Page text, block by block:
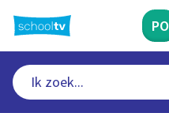
naar
hoofdinhoud
PO